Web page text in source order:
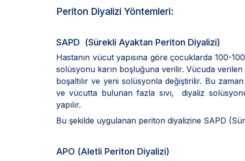
Periton Diyalizi Yöntemleri:
SAPD (Sürekli Ayaktan Periton Diyalizi)
Hastanın vücut yapısına göre çocuklarda 100-
solüsyonu karın boşluğuna verilir. Vücuda
boşaltılır ve yeni solüsyonla değiştirilir. Bu
ve vücutta bulunan fazla sıvı, diyaliz
yapılır.
Bu şekilde uygulanan periton diyalizine SAPD
APO (Aletli Periton Diyalizi)